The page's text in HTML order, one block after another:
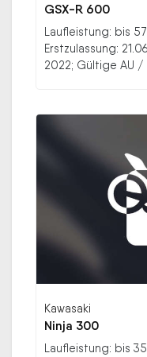
GSX-R 600
Laufleistung: bis
Erstzulassung:
2022; Gültige AU /
Kawasaki
Ninja 300
Laufleistung: bis